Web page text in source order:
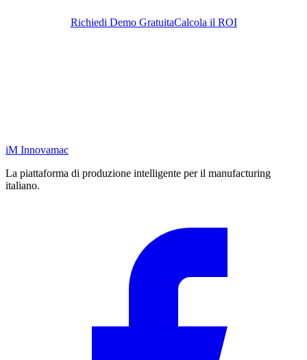
Richiedi Demo GratuitaCalcola il ROI
iM Innovamac
La piattaforma di produzione intelligente per il manufacturing
italiano.